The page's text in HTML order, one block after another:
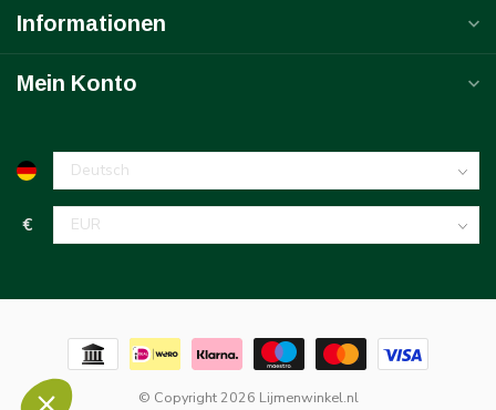
Informationen
Mein Konto
€
© Copyright 2026 Lijmenwinkel.nl